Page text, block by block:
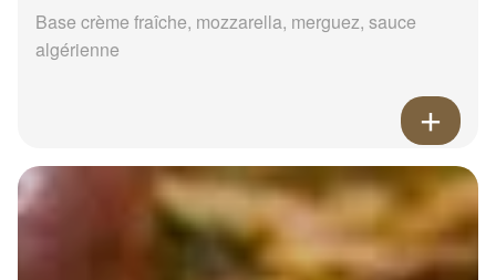
Base crème fraîche, mozzarella, merguez, sauce
algérienne